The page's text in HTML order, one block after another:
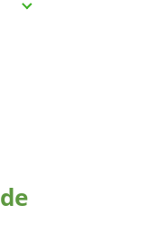
Submenu for "Oer